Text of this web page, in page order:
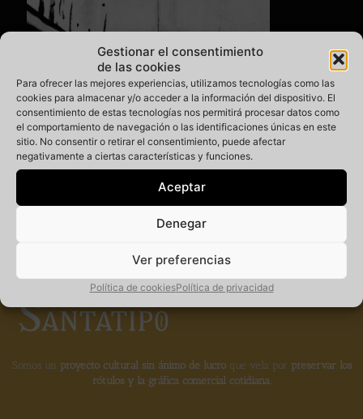
Gestionar el consentimiento
de las cookies
Para ofrecer las mejores experiencias, utilizamos tecnologías como las
cookies para almacenar y/o acceder a la información del dispositivo. El
consentimiento de estas tecnologías nos permitirá procesar datos como
el comportamiento de navegación o las identificaciones únicas en este
sitio. No consentir o retirar el consentimiento, puede afectar
negativamente a ciertas características y funciones.
Aceptar
Denegar
Ver preferencias
Política de cookiesPolítica de privacidad
Miembro
fundador de la
Somos un proyecto cultural sin ánimo de lucroque vela por preservar los
rótulos y la gráfica comercial cotidiana.